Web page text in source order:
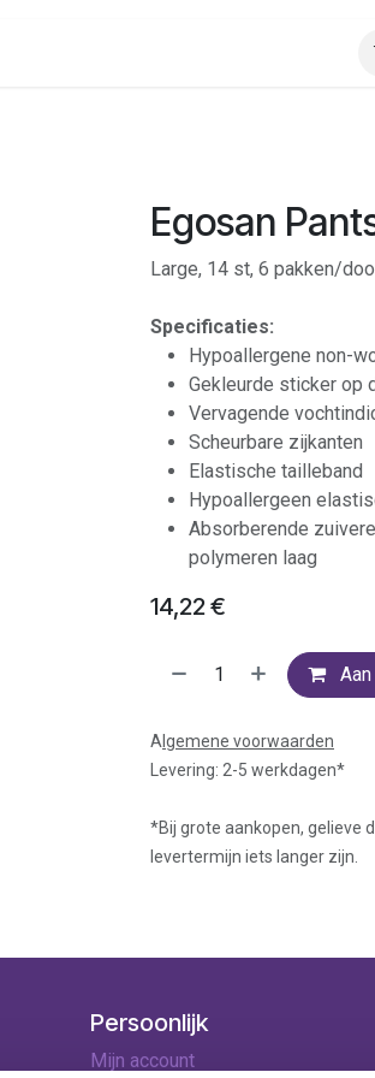
Egosan
Large, 14 st, 6 pakken/
Specificaties:
Hypoallergene non-
Gekleurde sticker op
Vervagende
Scheurbare zijkanten
Elastische tailleband
Hypoallergeen
Absorberende
polymeren laag
14,22€
A lgemene voorwaarden
Levering: 2-5 werkdagen*
*Bij grote aankopen, gelieve
levertermijn iets langer zijn.
Persoonlijk
Mijn account